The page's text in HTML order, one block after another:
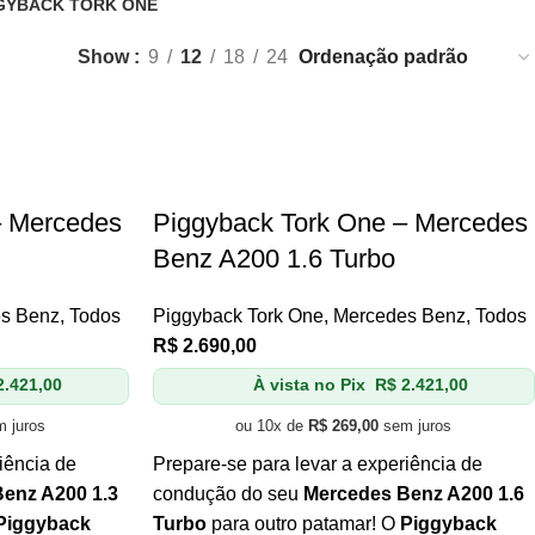
TORK ONE
Show 9 12 18 24
Mercedes
Benz, Todos
juros
de
A200 1.3
Piggyback Tork One – Mercedes
Benz A200 1.6 Turbo
Piggyback Tork One, Mercedes Benz, Todos
R$2.690,00
À vista no Pix R$ 2.421,00
ou 10x de R$ 269,00 sem juros
Prepare-se para levar a experiência de
condução do seu Mercedes Benz A200 1.6
Turbo para outro patamar! O Piggyback